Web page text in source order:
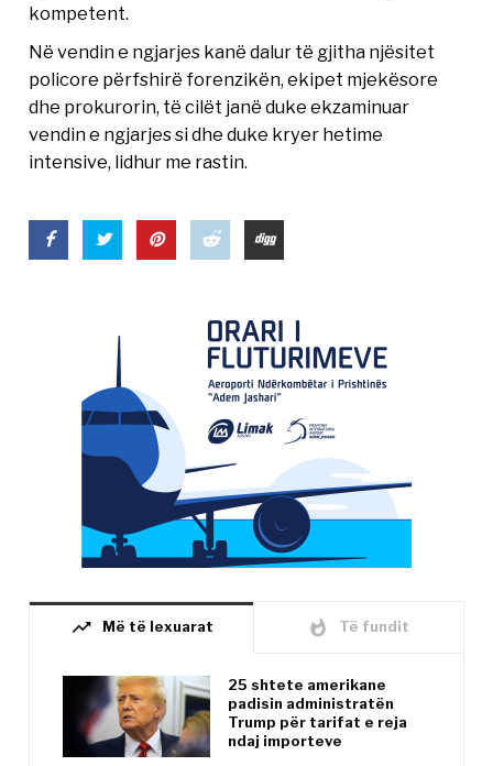
kompetent.
Në vendin e ngjarjes kanë dalur të gjitha njësitet
policore përfshirë forenzikën, ekipet mjekësore
dhe prokurorin, të cilët janë duke ekzaminuar
vendin e ngjarjes si dhe duke kryer hetime
intensive, lidhur me rastin.
trending_up Më të lexuarat whatshot Të fundit
25 shtete amerikane
padisin administratën
Trump për tarifat e reja
ndaj importeve